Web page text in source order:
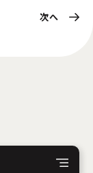
次へ